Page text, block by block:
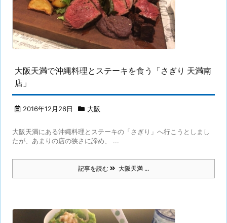
大阪天満で沖縄料理とステーキを食う「さぎり 天満南
店」
2016年12月26日 大阪
大阪天満にある沖縄料理とステーキの「さぎり」へ行こうとしまし
たが、あまりの店の狭さに諦め、 ...
記事を読む 大阪天満 ...